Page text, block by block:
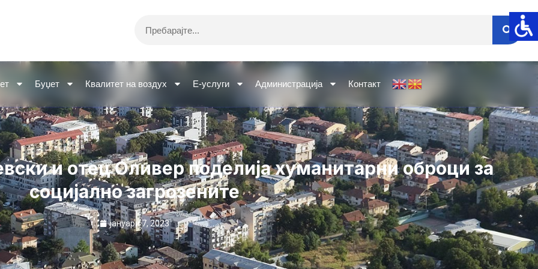
Буџет Квалитет на воздух Е-услуги Администрација Контакт
и отец Оливер поделија хуманитарни оброци за
социјално загрозените
јануари 7, 2023